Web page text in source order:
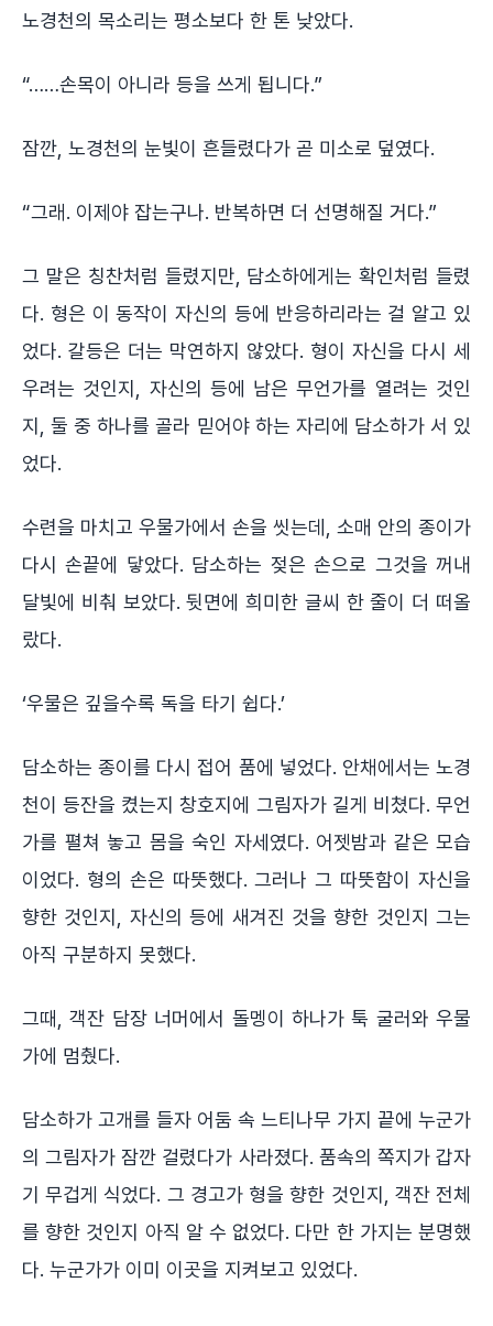
노경천의 목소리는 평소보다 한 톤 낮았다.
“……손목이 아니라 등을 쓰게 됩니다.”
잠깐, 노경천의 눈빛이 흔들렸다가 곧 미소로 덮였다.
“그래. 이제야 잡는구나. 반복하면 더 선명해질 거다.”
그 말은 칭찬처럼 들렸지만, 담소하에게는 확인처럼 들렸
다. 형은 이 동작이 자신의 등에 반응하리라는 걸 알고 있
었다. 갈등은 더는 막연하지 않았다. 형이 자신을 다시 세
우려는 것인지, 자신의 등에 남은 무언가를 열려는 것인
지, 둘 중 하나를 골라 믿어야 하는 자리에 담소하가 서 있
었다.
수련을 마치고 우물가에서 손을 씻는데, 소매 안의 종이가
다시 손끝에 닿았다. 담소하는 젖은 손으로 그것을 꺼내
달빛에 비춰 보았다. 뒷면에 희미한 글씨 한 줄이 더 떠올
랐다.
‘우물은 깊을수록 독을 타기 쉽다.’
담소하는 종이를 다시 접어 품에 넣었다. 안채에서는 노경
천이 등잔을 켰는지 창호지에 그림자가 길게 비쳤다. 무언
가를 펼쳐 놓고 몸을 숙인 자세였다. 어젯밤과 같은 모습
이었다. 형의 손은 따뜻했다. 그러나 그 따뜻함이 자신을
향한 것인지, 자신의 등에 새겨진 것을 향한 것인지 그는
아직 구분하지 못했다.
그때, 객잔 담장 너머에서 돌멩이 하나가 툭 굴러와 우물
가에 멈췄다.
담소하가 고개를 들자 어둠 속 느티나무 가지 끝에 누군가
의 그림자가 잠깐 걸렸다가 사라졌다. 품속의 쪽지가 갑자
기 무겁게 식었다. 그 경고가 형을 향한 것인지, 객잔 전체
를 향한 것인지 아직 알 수 없었다. 다만 한 가지는 분명했
다. 누군가가 이미 이곳을 지켜보고 있었다.